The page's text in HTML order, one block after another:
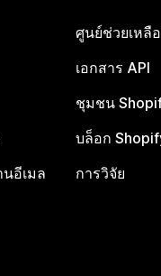
อีเมล
ศูนย์ช่วยเหลื
เอกสาร API
ชุมชน
บล็อก
การวิจัย